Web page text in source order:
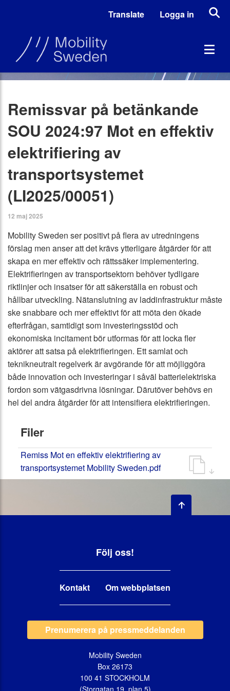
Translate Logga in
Remissvar på betänkande
SOU 2024:97 Mot en effektiv
elektrifiering av
transportsystemet
(LI2025/00051)
12 maj 2025
Mobility Sweden ser positivt på flera av utredningens
förslag men anser att det krävs ytterligare åtgärder för att
skapa en mer effektiv och rättssäker implementering.
Elektrifieringen av transportsektorn behöver tydligare
riktlinjer och insatser för att säkerställa en robust och
hållbar utveckling. Nätanslutning av laddinfrastruktur måste
ske snabbare och mer effektivt för att möta den ökade
efterfrågan, samtidigt som investeringsstöd och
ekonomiska incitament bör utformas för att locka fler
aktörer att satsa på elektrifieringen. Ett samlat och
teknikneutralt regelverk är avgörande för att möjliggöra
både innovation och investeringar i såväl batterielektriska
fordon som vätgasdrivna lösningar. Därutöver behövs en
hel del andra åtgärder för att intensifiera elektrifieringen.
Filer
Remiss Mot en effektiv elektrifiering av
transportsystemet Mobility Sweden.pdf
Följ oss!
Kontakt Om webbplatsen
Prenumerera på pressmeddelanden
Mobility Sweden
Box 26173
100 41 STOCKHOLM
(Storgatan 19, plan 5)